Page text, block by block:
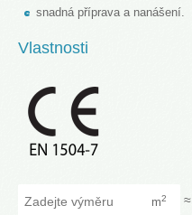
snadná příprava a nanášení.
Vlastnosti
m2 ≈